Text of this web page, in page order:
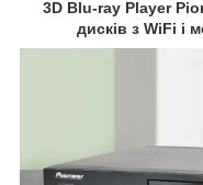
3D Blu-ray Player
дисків з WiFi і